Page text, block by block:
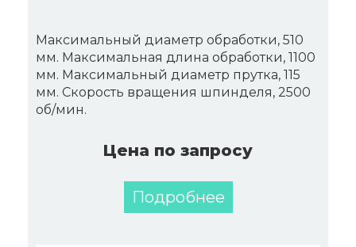
Максимальный диаметр обработки, 510
мм. Максимальная длина обработки, 1100
мм. Максимальный диаметр прутка, 115
мм. Скорость вращения шпинделя, 2500
об/мин.
Цена по запросу
Подробнее